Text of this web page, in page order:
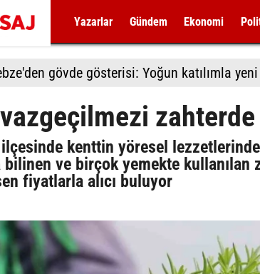
Yazarlar Gündem Ekonomi
gövde gösterisi: Yoğun katılımla
ilçesinde kenttin yöresel
bilinen ve birçok yemekte
fiyatlarla alıcı buluyor